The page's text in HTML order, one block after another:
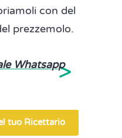
con del
prezzemolo.
Whatsapp>
tuo Ricettario